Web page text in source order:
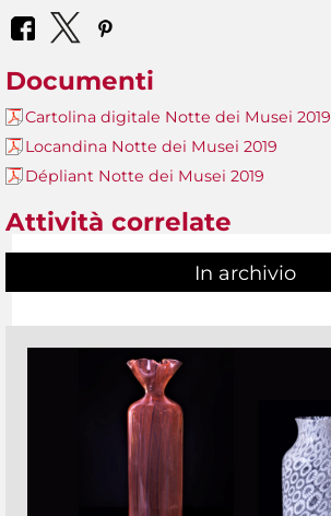
Documenti
Cartolina digitale Notte dei Musei 2019
Locandina Notte dei Musei 2019
Dépliant Notte dei Musei 2019
Attività correlate
In archivio